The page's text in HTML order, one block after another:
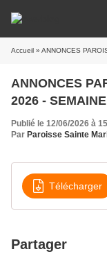
Accueil » ANNONCES
ANNONCES
2026 -
Publié le 12/06/2026 à
Par Paroisse Sainte
Télécharger
Partager